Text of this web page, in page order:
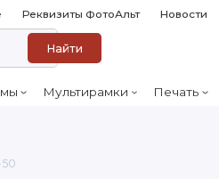
Реквизиты ФотоАльт Новости
Найти
Мультирамки Печать